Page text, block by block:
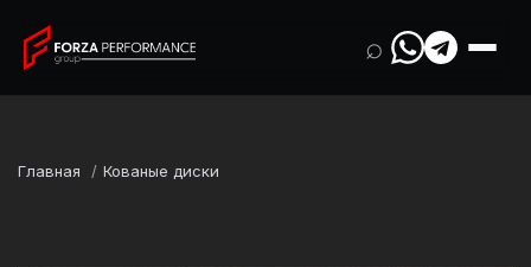
⌕
Главная Кованые диски